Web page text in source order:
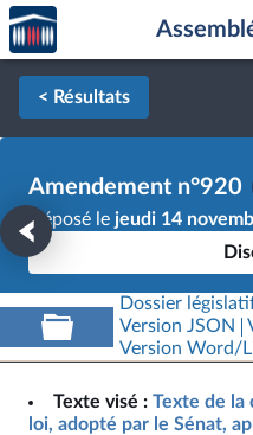
Aller au contenu
Aller en bas de la page
Accèder
à la
page
d'accueil
< Résultats
Amendement n°920
Déposé le jeudi 14
Dossier
Version JSON
Version Word/
Texte visé : Texte de la
loi, adopté par le Sénat,